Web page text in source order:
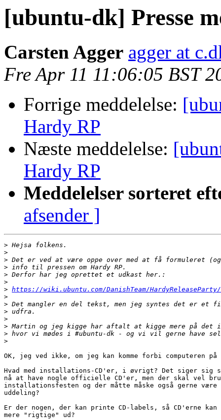
[ubuntu-dk] Presse
Carsten Agger agger at
Fre Apr 11 11:06:05 BST
Forrige meddelelse:
Hardy RP
Næste meddelelse:
Hardy RP
Meddelelser sorteret
afsender ]
>
>
>
>
>
>
> https://wiki.ubuntu.com/DanishTeam/HardyReleaseParty/
>
>
>
>
>
>
>
OK, jeg ved ikke, om jeg kan komme forbi computeren
Hvad med installations-CD'er, i øvrigt? Det siger sig
nå at have nogle officielle CD'er, men der skal vel
installationsfesten og der måtte måske også gerne
uddeling?
Er der nogen, der kan printe CD-labels, så CD'erne
mere "rigtige" ud?